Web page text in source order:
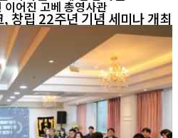
창립 22주년 기념 세미나 개최